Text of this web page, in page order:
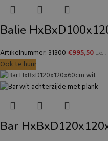
Balie
Artikelnummer: 31300 €995,50 Excl.
Ook te huur
Bar